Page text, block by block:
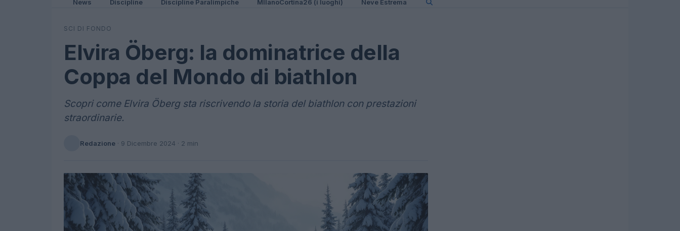
News Discipline Discipline Paralimpiche MIlanoCortina26 (i luoghi) Neve Estrema
SCI DI FONDO
Elvira Öberg: la dominatrice della
Coppa del Mondo di biathlon
Scopri come Elvira Öberg sta riscrivendo la storia del biathlon con prestazioni
straordinarie.
Redazione · 9 Dicembre 2024 · 2 min